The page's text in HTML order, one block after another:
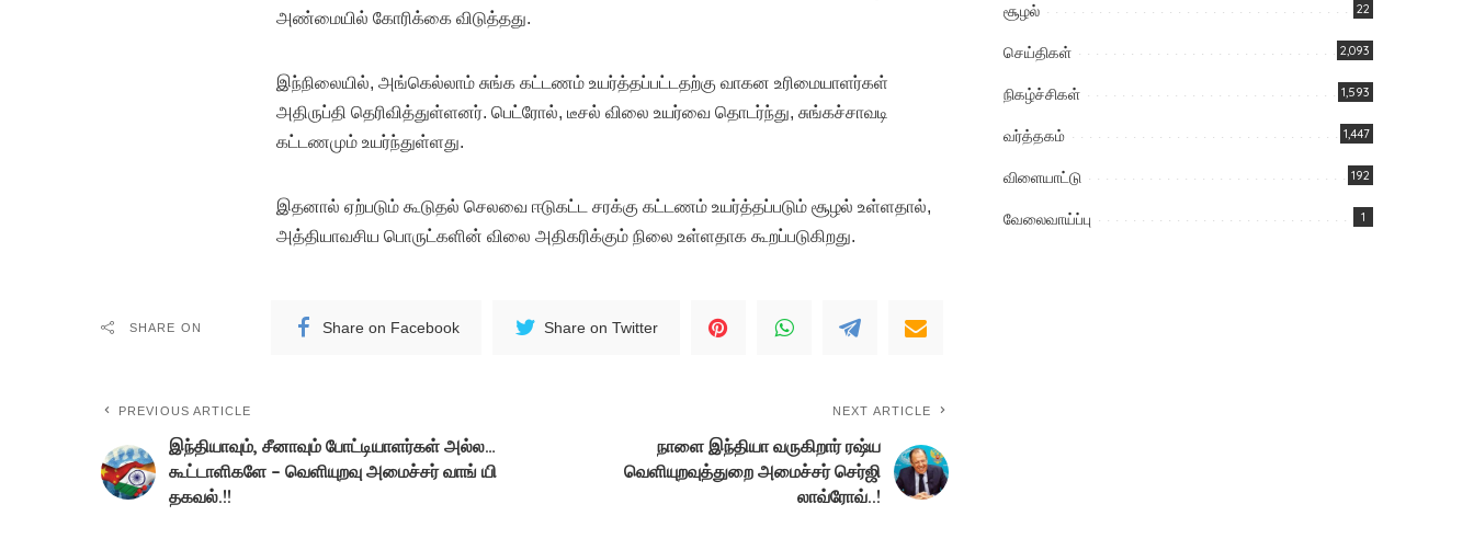
அண்மையில் கோரிக்கை விடுத்தது.
இந்நிலையில், அங்கெல்லாம் சுங்க கட்டணம் உயர்த்தப்பட்டதற்கு வாகன உரிமையாளர்கள்
அதிருப்தி தெரிவித்துள்ளனர். பெட்ரோல், டீசல் விலை உயர்வை தொடர்ந்து, சுங்கச்சாவடி
கட்டணமும் உயர்ந்துள்ளது.
இதனால் ஏற்படும் கூடுதல் செலவை ஈடுகட்ட சரக்கு கட்டணம் உயர்த்தப்படும் சூழல் உள்ளதால்,
அத்தியாவசிய பொருட்களின் விலை அதிகரிக்கும் நிலை உள்ளதாக கூறப்படுகிறது.
SHARE ON Share on Facebook Share on Twitter
PREVIOUS ARTICLE
இந்தியாவும், சீனாவும் போட்டியாளர்கள் அல்ல…
கூட்டாளிகளே – வெளியுறவு அமைச்சர் வாங் யி
தகவல்.!!
NEXT ARTICLE
நாளை இந்தியா வருகிறார் ரஷ்ய
வெளியுறவுத்துறை அமைச்சர் செர்ஜி
லாவ்ரோவ்..!
சூழல் 22
செய்திகள் 2,093
நிகழ்ச்சிகள் 1,593
வர்த்தகம் 1,447
விளையாட்டு 192
வேலைவாய்ப்பு 1